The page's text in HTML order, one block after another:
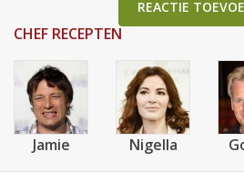
REACTIE
CHEF RECEPTEN
Jamie Nigella